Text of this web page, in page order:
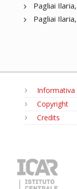
Pagliai
Pagliai
Copyright
Credits